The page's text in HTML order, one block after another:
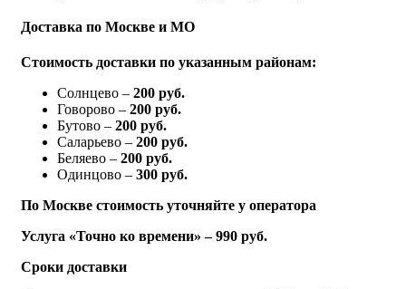
Доставка по Москве и МО
Стоимость доставки по указанным районам:
Солнцево – 200 руб.
Говорово – 200 руб.
Бутово – 200 руб.
Саларьево – 200 руб.
Беляево – 200 руб.
Одинцово – 300 руб.
По Москве стоимость уточняйте у оператора
Услуга «Точно ко времени» – 990 руб.
Сроки доставки